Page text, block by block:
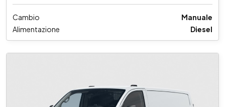
Cambio
Manuale
Alimentazione
Diesel